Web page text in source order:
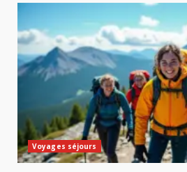
Voyages séjours